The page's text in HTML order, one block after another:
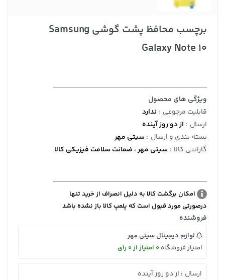
برچسب محافظ پشت گوشی Samsung
Galaxy Note 10
ویژگی های محصول
قابلیت مرجوعی : ندارد
ارسال : از دو روز آینده
بسته بندی و ارسال :سیتی مهر
گارانتی کالا :سیتی مهر ، ضمانت سلامت فیزیکی کالا
امکان برگشت کالا به دلیل انصراف از خرید تنها
درصورتی مورد قبول است که پلمپ کالا باز نشده باشد
فروشنده
لوازم دیجیتال سیتی مهر
امتیاز فروشگاه 0 امتیاز از 0 رای
ارسال : از دو روز آینده